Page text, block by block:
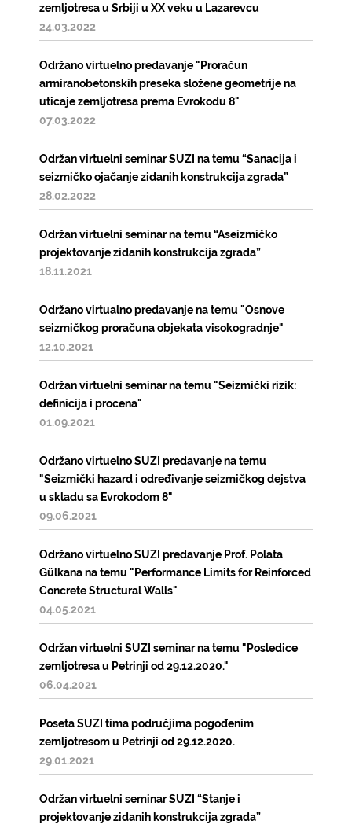
zemljotresa u Srbiji u XX veku u Lazarevcu
24.03.2022
Održano virtuelno predavanje "Proračun
armiranobetonskih preseka složene geometrije na
uticaje zemljotresa prema Evrokodu 8"
07.03.2022
Održan virtuelni seminar SUZI na temu “Sanacija i
seizmičko ojačanje zidanih konstrukcija zgrada”
28.02.2022
Održan virtuelni seminar na temu “Aseizmičko
projektovanje zidanih konstrukcija zgrada”
18.11.2021
Održano virtualno predavanje na temu "Osnove
seizmičkog proračuna objekata visokogradnje"
12.10.2021
Održan virtuelni seminar na temu "Seizmički rizik:
definicija i procena"
01.09.2021
Održano virtuelno SUZI predavanje na temu
"Seizmički hazard i određivanje seizmičkog dejstva
u skladu sa Evrokodom 8"
09.06.2021
Održano virtuelno SUZI predavanje Prof. Polata
Gülkana na temu "Performance Limits for Reinforced
Concrete Structural Walls"
04.05.2021
Održan virtuelni SUZI seminar na temu "Posledice
zemljotresa u Petrinji od 29.12.2020."
06.04.2021
Poseta SUZI tima područjima pogođenim
zemljotresom u Petrinji od 29.12.2020.
29.01.2021
Održan virtuelni seminar SUZI “Stanje i
projektovanje zidanih konstrukcija zgrada”